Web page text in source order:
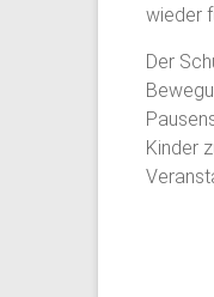
wieder
Der
Kinder